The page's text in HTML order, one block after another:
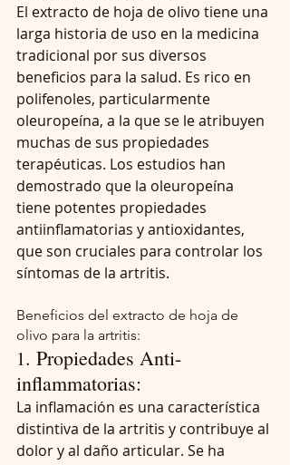
El extracto de hoja de olivo tiene una
larga historia de uso en la medicina
tradicional por sus diversos
beneficios para la salud. Es rico en
polifenoles, particularmente
oleuropeína, a la que se le atribuyen
muchas de sus propiedades
terapéuticas. Los estudios han
demostrado que la oleuropeína
tiene potentes propiedades
antiinflamatorias y antioxidantes,
que son cruciales para controlar los
síntomas de la artritis.
Beneficios del extracto de hoja de
olivo para la artritis:
1. Propiedades Anti-
inflammatorias:
La inflamación es una característica
distintiva de la artritis y contribuye al
dolor y al daño articular. Se ha